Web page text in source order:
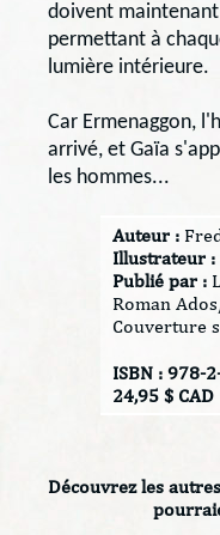
doivent
permettant à
lumière intérieure.
Car Ermenaggon,
arrivé, et Gaïa
les hommes...
Auteur :
Illustrateur :
Publié par :
Roman
Couverture
ISBN : 978-
24,95 $ CAD
Découvrez les